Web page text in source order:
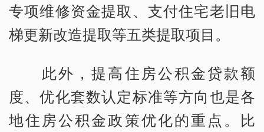
专项维修资金提取、支付住宅老旧电
梯更新改造提取等五类提取项目。
此外，提高住房公积金贷款额
度、优化套数认定标准等方向也是各
地住房公积金政策优化的重点。比